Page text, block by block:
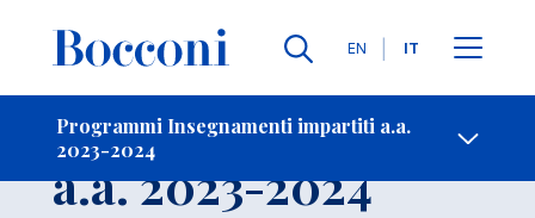
Lingue
EN IT
Programmi Insegnamenti impartiti a.a.
2023-2024
-
Insegnamento
a.a. 2023-2024